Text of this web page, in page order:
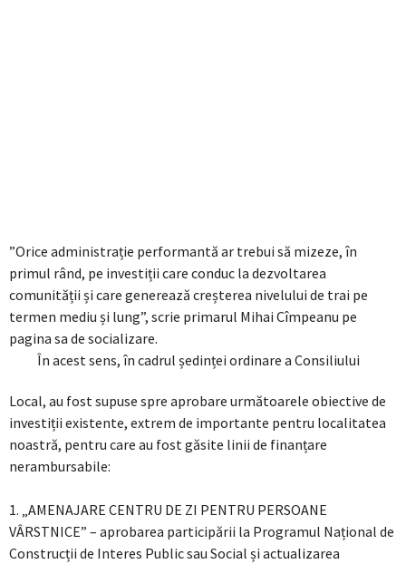
”Orice administrație performantă ar trebui să mizeze, în
primul rând, pe investiții care conduc la dezvoltarea
comunității și care generează creșterea nivelului de trai pe
termen mediu și lung”, scrie primarul Mihai Cîmpeanu pe
pagina sa de socializare.
În acest sens, în cadrul ședinței ordinare a Consiliului
Local, au fost supuse spre aprobare următoarele obiective de
investiții existente, extrem de importante pentru localitatea
noastră, pentru care au fost găsite linii de finanțare
nerambursabile:
1. „AMENAJARE CENTRU DE ZI PENTRU PERSOANE
VÂRSTNICE” – aprobarea participării la Programul Național de
Construcții de Interes Public sau Social și actualizarea